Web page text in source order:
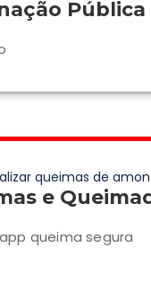
Pública
queimas de
e
queima segura